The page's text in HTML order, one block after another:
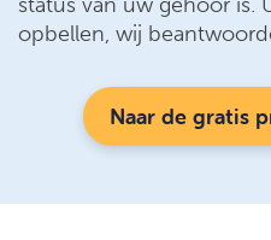
opbellen, wij
Naar de gratis